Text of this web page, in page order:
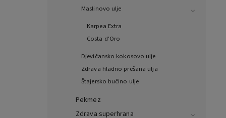
Maslinovo ulje
Karpea Extra
Costa d'Oro
Djevičansko kokosovo ulje
Zdrava hladno prešana ulja
Štajersko bučino ulje
Pekmez
Zdrava superhrana